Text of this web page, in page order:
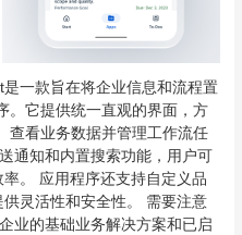
一款旨在将企业信息和流程置
。它提供统一直观的界面，方
查看业务数据并管理工作流任
通知和内置搜索功能，用户可
。 应用程序还支持自定义品
灵活性和安全性。 需要注意
业的基础业务解决方案和已启